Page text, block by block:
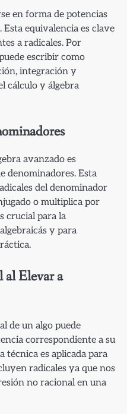
en forma de potencias
equivalencia es clave
a radicales. Por
escribir como
integración y
cálculo y álgebra
avanzado es
denominadores. Esta
del denominador
o multiplica por
crucial para la
y para
al Elevar a
de un algo puede
correspondiente a su
técnica es aplicada para
radicales ya que nos
no racional en una